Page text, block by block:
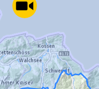
LIVE
CAMS